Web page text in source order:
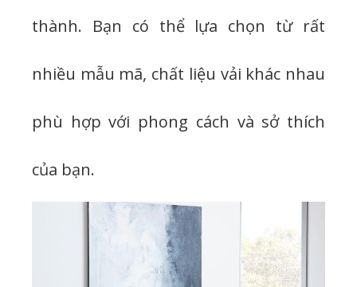
thành. Bạn có thể lựa chọn từ rất
nhiều mẫu mã, chất liệu vải khác nhau
phù hợp với phong cách và sở thích
của bạn.